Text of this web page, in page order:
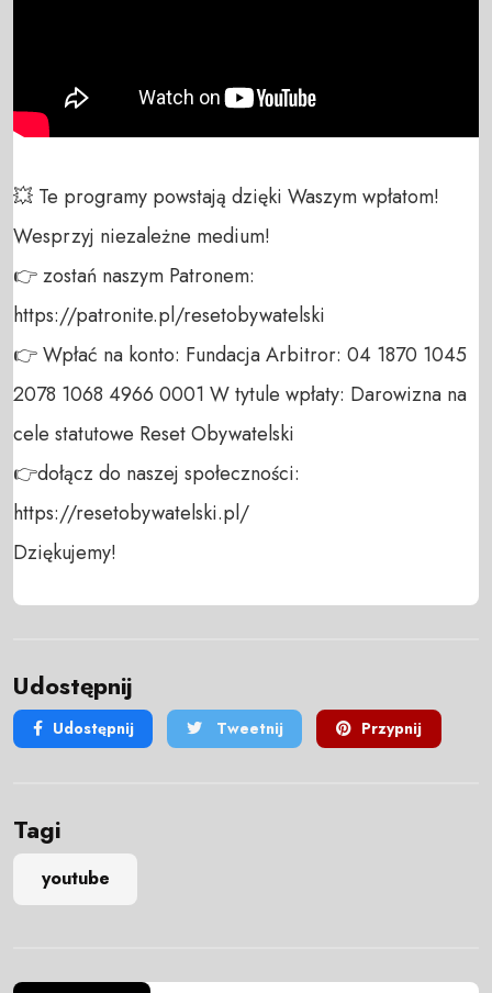
💥 Te programy powstają dzięki Waszym wpłatom!
Wesprzyj niezależne medium!
👉 zostań naszym Patronem:
https://patronite.pl/resetobywatelski
👉 Wpłać na konto: Fundacja Arbitror: 04 1870 1045
2078 1068 4966 0001 W tytule wpłaty: Darowizna na
cele statutowe Reset Obywatelski
👉dołącz do naszej społeczności:
https://resetobywatelski.pl/
Dziękujemy!
Udostępnij
Udostępnij Tweetnij Przypnij
Tagi
youtube